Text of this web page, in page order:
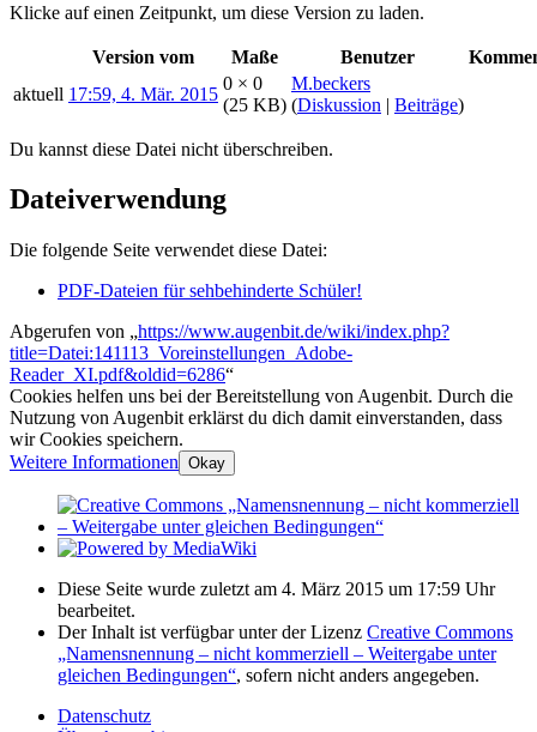
Klicke auf einen Zeitpunkt, um diese Version zu laden.
Version vom Maße Benutzer
aktuell 17:59, 4. Mär. 2015
0 × 0
(25 KB)
M.beckers
(Diskussion | Beiträge)
Du kannst diese Datei nicht überschreiben.
Dateiverwendung
Die folgende Seite verwendet diese Datei:
PDF-Dateien für sehbehinderte Schüler!
Abgerufen von „https://www.augenbit.de/wiki/index.php?
title=Datei:141113_Voreinstellungen_Adobe-
Reader_XI.pdf&oldid=6286“
Cookies helfen uns bei der Bereitstellung von Augenbit. Durch die
Nutzung von Augenbit erklärst du dich damit einverstanden, dass
wir Cookies speichern.
Weitere Informationen Okay
Diese Seite wurde zuletzt am 4. März 2015 um 17:59 Uhr
bearbeitet.
Der Inhalt ist verfügbar unter der Lizenz Creative Commons
„Namensnennung – nicht kommerziell – Weitergabe unter
gleichen Bedingungen“, sofern nicht anders angegeben.
Datenschutz